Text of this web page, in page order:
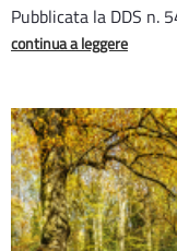
Pubblicata la DDS n.
continua a leggere